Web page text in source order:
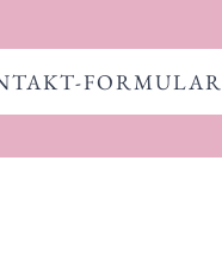
FORMULAR